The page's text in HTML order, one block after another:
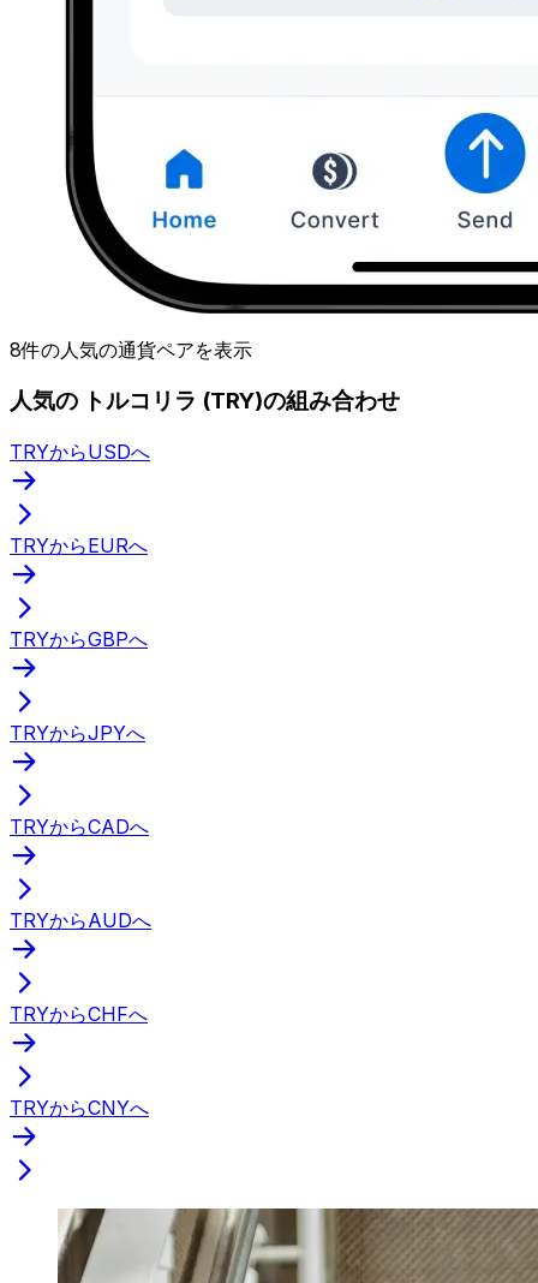
8件の人気の通貨ペアを表示
人気の トルコリラ (TRY)の組み合わせ
TRYからUSDへ
TRYからEURへ
TRYからGBPへ
TRYからJPYへ
TRYからCADへ
TRYからAUDへ
TRYからCHFへ
TRYからCNYへ